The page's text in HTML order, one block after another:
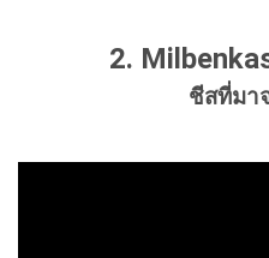
2.
ชีสที่มา